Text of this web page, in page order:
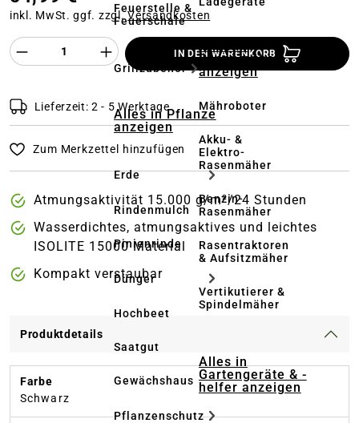
Feuerstelle &
Feuerschale
Grillzubehör
Alles in Pflanze
anzeigen
Erde
Rindenmulch
Pinienrinde
Dünger
Hochbeet
Saatgut
Gewächshaus
Pflanzenschutz
Alles in
Rasenmäher
anzeigen
Mähroboter
Akku- &
Elektro-
Rasenmäher
Benzin-
Rasenmäher
Rasentraktoren
& Aufsitzmäher
Vertikutierer &
Spindelmäher
Alles in
Gartengeräte & -
helfer anzeigen
inkl. MwSt. ggf. zzgl.Versandkosten
Produkt Anzahl des Produktes
IN DEN WARENKORB
Lieferzeit: 2 - 5 Werktage
Zum Merkzettel hinzufügen
Atmungsaktivität 15.000 g/m²/24 Stunden
Wasserdichtes, atmungsaktives und leichtes
ISOLITE 15000 Material
Kompakt verstaubar
Produktdetails
Farbe
Schwarz